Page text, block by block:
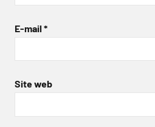
E-mail *
Site web